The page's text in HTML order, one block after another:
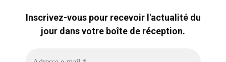
Inscrivez-vous pour recevoir l'actualité du
jour dans votre boîte de réception.